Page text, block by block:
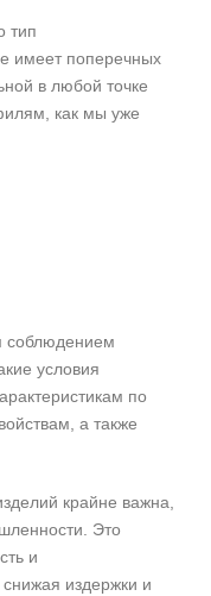
тип
имеет поперечных
в любой точке
как мы уже
соблюдением
условия
по
а также
крайне важна,
Это
и
издержки и